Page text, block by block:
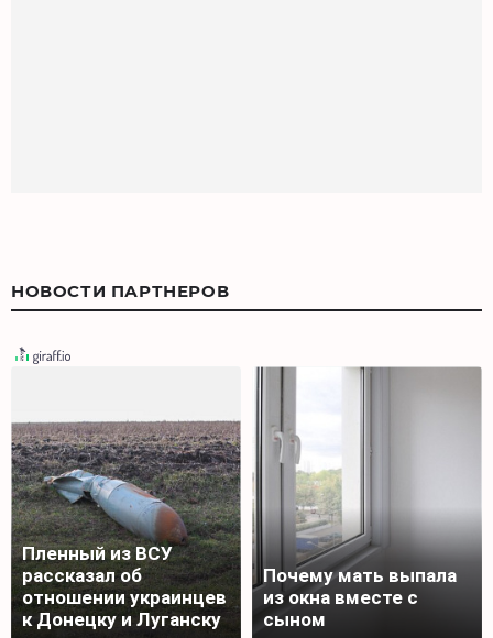
НОВОСТИ ПАРТНЕРОВ
Пленный из ВСУ
рассказал об
отношении украинцев
к Донецку и Луганску
Почему мать выпала
из окна вместе с
сыном